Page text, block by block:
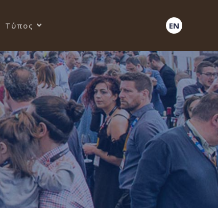
Τύπος EN